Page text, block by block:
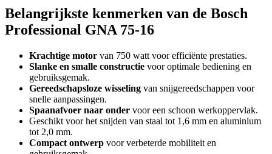
Belangrijkste kenmerken van de Bosch
Professional GNA 75-16
Krachtige motor van 750 watt voor efficiënte prestaties.
Slanke en smalle constructie voor optimale bediening en
gebruiksgemak.
Gereedschapsloze wisseling van snijgereedschappen voor
snelle aanpassingen.
Spaanafvoer naar onder voor een schoon werkoppervlak.
Geschikt voor het snijden van staal tot 1,6 mm en aluminium
tot 2,0 mm.
Compact ontwerp voor verbeterde mobiliteit en